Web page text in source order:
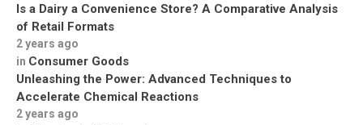
Is a Dairy a Convenience Store? A Comparative Analysis
of Retail Formats
2 years ago
in Consumer Goods
Unleashing the Power: Advanced Techniques to
Accelerate Chemical Reactions
2 years ago